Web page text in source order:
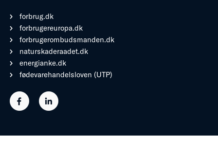
forbrug.dk
forbrugereuropa.dk
forbrugerombudsmanden.dk
naturskaderaadet.dk
energianke.dk
fødevarehandelsloven (UTP)